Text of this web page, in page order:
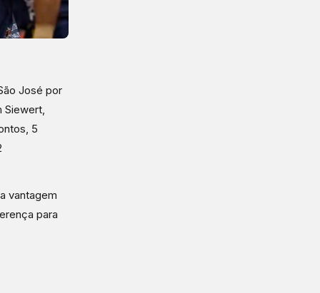
José por
Siewert,
5
vantagem
para